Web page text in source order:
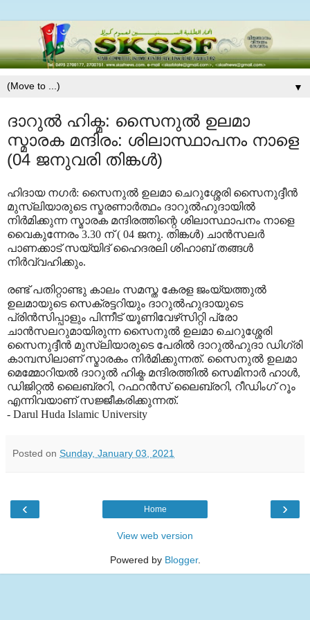
▼
ദാറുല്‍ ഹിക്മ: സൈനുല്‍ ഉലമാ
സ്മാരക മന്ദിരം: ശിലാസ്ഥാപനം നാളെ
(04 ജനുവരി തിങ്കള്‍)
ഹിദായ നഗര്‍: സൈനുല്‍ ഉലമാ ചെറുശ്ശേരി സൈനുദ്ദീന്‍
മുസ്‌ലിയാരുടെ സ്മരണാര്‍ത്ഥം ദാറുല്‍ഹുദായില്‍
നിര്‍മിക്കുന്ന സ്മാരക മന്ദിരത്തിന്റെ ശിലാസ്ഥാപനം നാളെ
വൈകുന്നേരം 3.30 ന് ( 04 ജനു. തിങ്കള്‍) ചാന്‍സലര്‍
പാണക്കാട് സയ്യിദ് ഹൈദരലി ശിഹാബ് തങ്ങള്‍
നിര്‍വ്വഹിക്കും.
രണ്ട് പതിറ്റാണ്ടു കാലം സമസ്ത കേരള ജംയ്യത്തുല്‍
ഉലമായുടെ സെക്രട്ടറിയും ദാറുല്‍ഹുദായുടെ
പ്രിന്‍സിപ്പാളും പിന്നീട് യൂണിവേഴ്‌സിറ്റി പ്രോ
ചാന്‍സലറുമായിരുന്ന സൈനുല്‍ ഉലമാ ചെറുശ്ശേരി
സൈനുദ്ദീന്‍ മുസ്‌ലിയാരുടെ പേരില്‍ ദാറുല്‍ഹുദാ ഡിഗ്രി
കാമ്പസിലാണ് സ്മാരകം നിര്‍മിക്കുന്നത്. സൈനുല്‍ ഉലമാ
മെമ്മോറിയല്‍ ദാറുല്‍ ഹിക്മ മന്ദിരത്തില്‍ സെമിനാര്‍ ഹാള്‍,
ഡിജിറ്റല്‍ ലൈബ്രറി, റഫറന്‍സ് ലൈബ്രറി, റീഡിംഗ് റൂം
എന്നിവയാണ് സജ്ജീകരിക്കുന്നത്.
- Darul Huda Islamic University
Posted on Sunday, January 03, 2021
‹ ›
Home
View web version
Powered by Blogger.